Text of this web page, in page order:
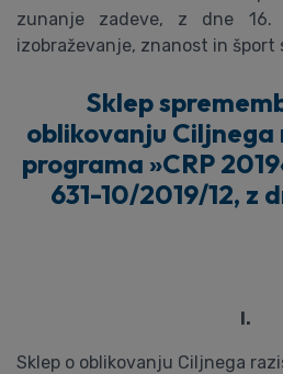
Sklep
oblikovanju
programa »CRP
631-10/2019/12, z
I.
Sklep o oblikovanju Ciljnega